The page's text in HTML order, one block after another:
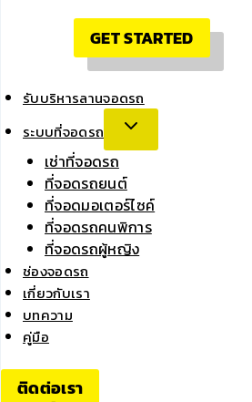
GET STARTED
รับบริหารลานจอดรถ
ระบบที่จอดรถ
เช่าที่จอดรถ
ที่จอดรถยนต์
ที่จอดมอเตอร์ไซค์
ที่จอดรถคนพิการ
ที่จอดรถผู้หญิง
ช่องจอดรถ
เกี่ยวกับเรา
บทความ
คู่มือ
ติดต่อเรา